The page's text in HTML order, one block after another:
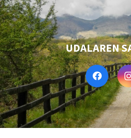
UDALAREN